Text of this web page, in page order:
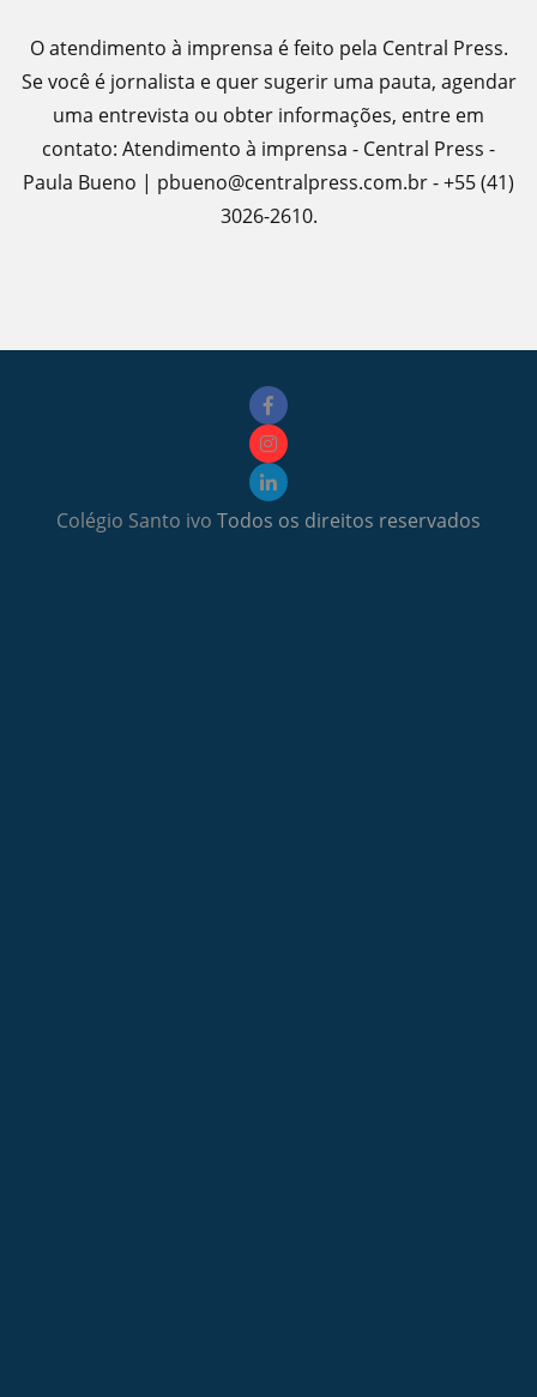
O atendimento à imprensa é feito pela Central Press.
Se você é jornalista e quer sugerir uma pauta, agendar
uma entrevista ou obter informações, entre em
contato: Atendimento à imprensa - Central Press -
Paula Bueno | pbueno@centralpress.com.br - +55 (41)
3026-2610.
Colégio Santo ivo Todos os direitos reservados